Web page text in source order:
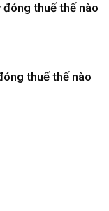
thuế thế nào
thuế thế nào